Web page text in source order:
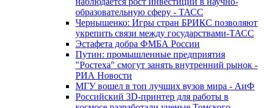
образовательную сферу - ТАСС
Чернышенко: Игры стран БРИКС позволяют
укрепить связи между государствами-ТАСС
Эстафета добра ФМБА России
Путин: промышленные предприятия
"Ростеха" смогут занять внутренний рынок -
РИА Новости
МГУ вошел в топ лучших вузов мира - АиФ
Российский 3D-принтер для работы в